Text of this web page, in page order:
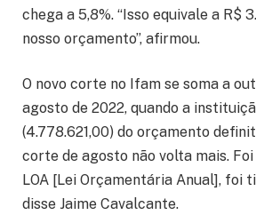
chega a 5,8%. “Isso equivale a R$
nosso orçamento”, afirmou.
O novo corte no Ifam se soma a
agosto de 2022, quando a
(4.778.621,00) do orçamento
corte de agosto não volta mais.
LOA [Lei Orçamentária Anual], foi
disse Jaime Cavalcante.